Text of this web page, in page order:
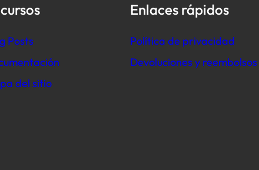
Posts
del sitio
Enlaces rápidos
Política de privacidad
Devoluciones y reembolsos